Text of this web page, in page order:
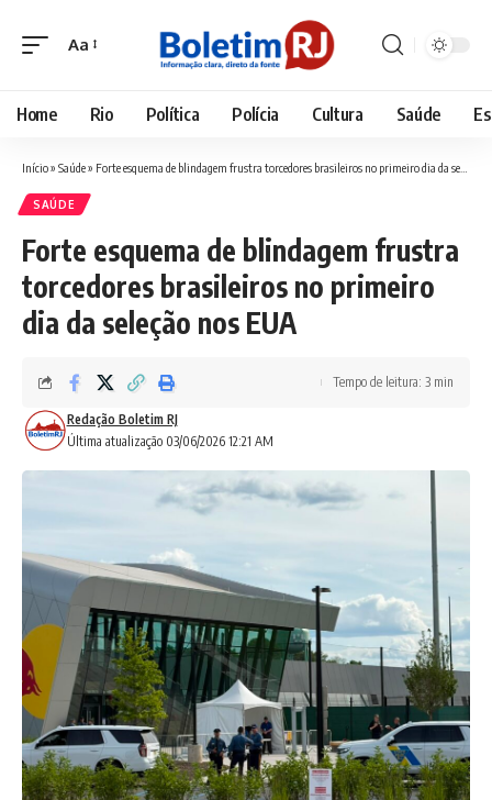
Font
Aa
Home Rio Política Polícia Cultura Saúde
Início» Saúde» Forte esquema de blindagem frustra torcedores brasileiros no primeiro dia da seleção nos EUA
SAÚDE
Forte esquema de blindagem frustra
torcedores brasileiros no primeiro
dia da seleção nos EUA
Última atualização 03/06/2026 12:21 AM
Redação Boletim RJ
Tempo de leitura: 3 min